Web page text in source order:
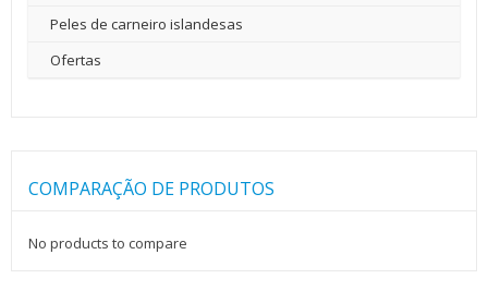
Peles de carneiro islandesas
Ofertas
COMPARAÇÃO DE PRODUTOS
No products to compare